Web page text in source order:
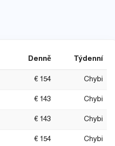
Denně Týdenní
€ 154 Chybi
€ 143 Chybi
€ 143 Chybi
€ 154 Chybi